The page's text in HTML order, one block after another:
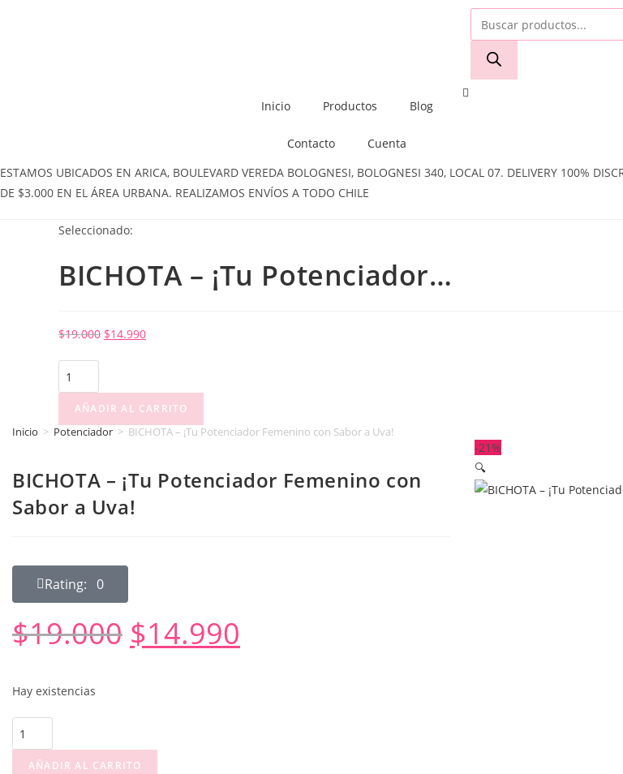
Inicio Productos Blog
Contacto Cuenta
ESTAMOS UBICADOS EN ARICA, BOULEVARD VEREDA BOLOGNESI, BOLOGNESI 340, LOCAL 07. DELIVERY 100%
DE $3.000 EN EL ÁREA URBANA. REALIZAMOS ENVÍOS A TODO CHILE
Seleccionado:
BICHOTA – ¡Tu Potenciador…
$19.000 $14.990
AÑADIR AL CARRITO
Inicio > Potenciador > BICHOTA – ¡Tu Potenciador Femenino con Sabor a Uva!
BICHOTA – ¡Tu Potenciador Femenino con
Sabor a Uva!
Rating: 0
$19.000 $14.990
Hay existencias
AÑADIR AL CARRITO
-21%
🔍